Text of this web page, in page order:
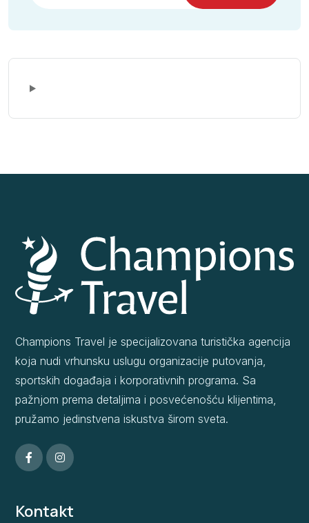
Champions Travel je specijalizovana turistička agencija
koja nudi vrhunsku uslugu organizacije putovanja,
sportskih događaja i korporativnih programa. Sa
pažnjom prema detaljima i posvećenošću klijentima,
pružamo jedinstvena iskustva širom sveta.
Kontakt